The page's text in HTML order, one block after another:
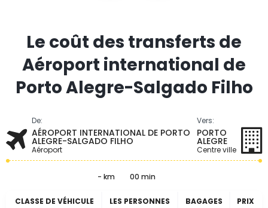
Le coût des transferts de
Aéroport international de
Porto Alegre-Salgado Filho
De:
AÉROPORT INTERNATIONAL DE PORTO
ALEGRE-SALGADO FILHO
Aéroport
Vers:
PORTO
ALEGRE
Centre ville
- km 00 min
CLASSE DE VÉHICULE LES PERSONNES BAGAGES PRIX